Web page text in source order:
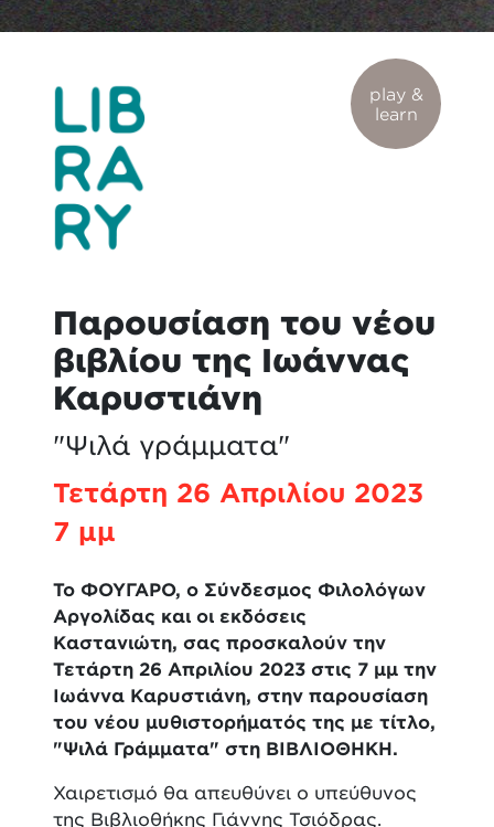
play &
learn
Παρουσίαση του νέου
βιβλίου της Ιωάννας
Καρυστιάνη
"Ψιλά γράμματα"
Τετάρτη 26 Απριλίου 2023
7 μμ
Το ΦΟΥΓΑΡΟ, ο Σύνδεσμος Φιλολόγων
Αργολίδας και οι εκδόσεις
Καστανιώτη, σας προσκαλούν την
Τετάρτη 26 Απριλίου 2023 στις 7 μμ την
Ιωάννα Καρυστιάνη, στην παρουσίαση
του νέου μυθιστορήματός της με τίτλο,
"Ψιλά Γράμματα" στη ΒΙΒΛΙΟΘΗΚΗ.
Χαιρετισμό θα απευθύνει ο υπεύθυνος
της Βιβλιοθήκης Γιάννης Τσιόδρας.